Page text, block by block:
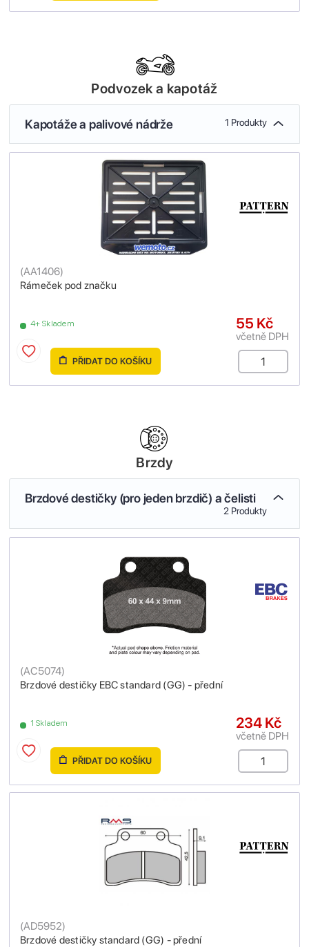
Podvozek a kapotáž
Kapotáže a palivové nádrže 1 Produkty
Rámeček pod značku
(AA1406)
4+ Skladem 55 Kč
včetně DPH
PŘIDAT DO KOŠÍKU
Brzdy
Brzdové destičky (pro jeden brzdič) a čelisti
2 Produkty
Brzdové destičky EBC standard (GG) - přední
(AC5074)
1 Skladem 234 Kč
včetně DPH
PŘIDAT DO KOŠÍKU
Brzdové destičky standard (GG) - přední
(AD5952)